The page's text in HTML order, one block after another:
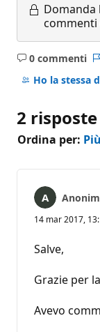
Domanda
commenti
0 commenti
Nessun
Ho la stessa
2 risposte
Ordina per:
14 mar 2017,
Salve,
Grazie per
Avevo